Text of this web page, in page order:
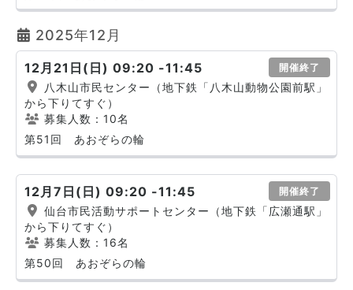
2025年12月
12月21日(日) 09:20 -11:45 開催終了
八木山市民センター（地下鉄「八木山動物公園前駅」
から下りてすぐ）
募集人数：10名
第51回 あおぞらの輪
12月7日(日) 09:20 -11:45 開催終了
仙台市民活動サポートセンター（地下鉄「広瀬通駅」
から下りてすぐ）
募集人数：16名
第50回 あおぞらの輪